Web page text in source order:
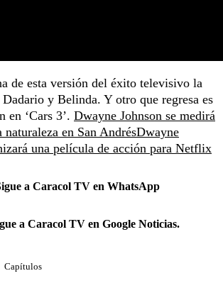
de esta versión del éxito televisivo la
y Belinda. Y otro que regresa es
en ‘Cars 3’. Dwayne Johnson se medirá
en San AndrésDwayne
una película de acción para Netflix
a Caracol TV en WhatsApp
a Caracol TV en Google Noticias.
Capítulos